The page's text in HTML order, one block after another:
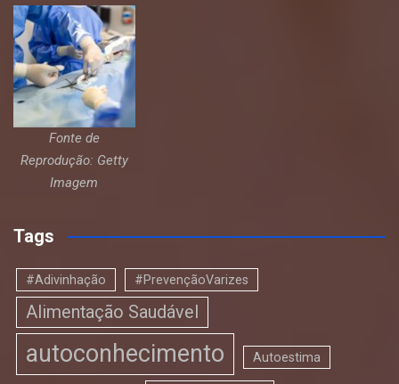
Fonte de
Reprodução: Getty
Imagem
Tags
#Adivinhação #PrevençãoVarizes
Alimentação Saudável
autoconhecimento Autoestima